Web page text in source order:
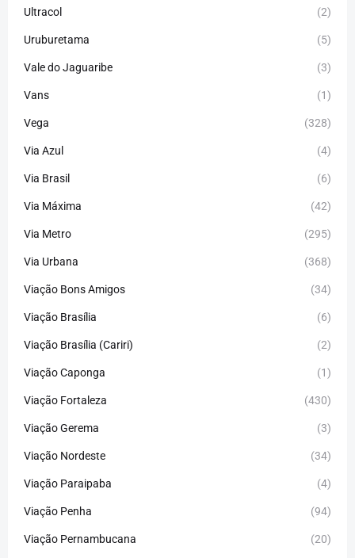
Ultracol (2)
Uruburetama (5)
Vale do Jaguaribe (3)
Vans (1)
Vega (328)
Via Azul (4)
Via Brasil (6)
Via Máxima (42)
Via Metro (295)
Via Urbana (368)
Viação Bons Amigos (34)
Viação Brasília (6)
Viação Brasília (Cariri) (2)
Viação Caponga (1)
Viação Fortaleza (430)
Viação Gerema (3)
Viação Nordeste (34)
Viação Paraipaba (4)
Viação Penha (94)
Viação Pernambucana (20)